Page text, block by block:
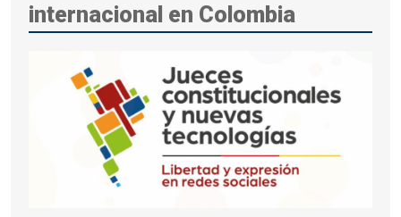
internacional en Colombia